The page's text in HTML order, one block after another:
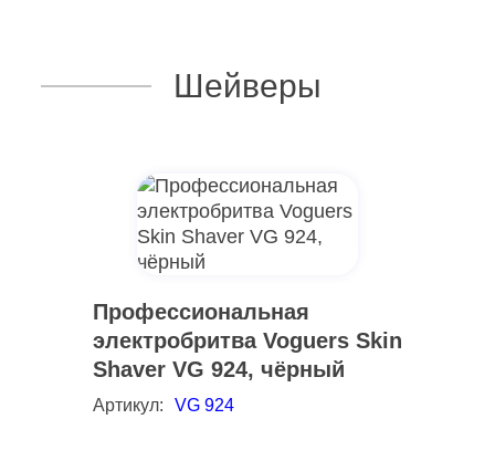
Шейверы
Профессиональная
электробритва Voguers Skin
Shaver VG 924, чёрный
Артикул: VG 924